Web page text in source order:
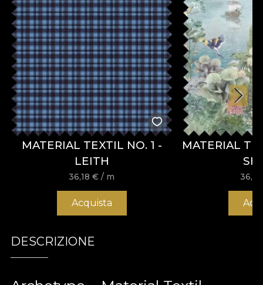
MATERIAL TEXTIL NO. 1 -
LEITH
36,18€ / m
Acquista
MATERIAL
DESCRIZIONE